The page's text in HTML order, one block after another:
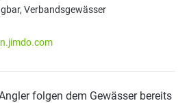
Verbandsgewässer
folgen dem Gewässer bereits